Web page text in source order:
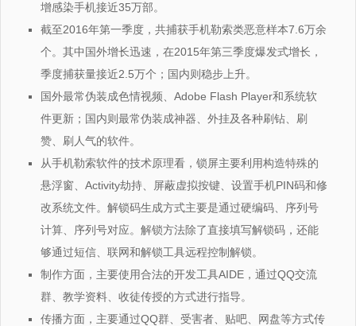
增感染手机接近35万部。
截至2016年第一季度，共捕获手机勒索类恶意样本7.6万余
个。其中国外增长迅速，在2015年第三季度爆发式增长，
季度捕获量接近2.5万个；国内则稳步上升。
国外最常伪装成色情视频、Adobe Flash Player和系统软
件更新；国内则最常伪装成神器、外挂及各种刷钻、刷
赞、刷人气的软件。
从手机勒索软件的技术原理看，锁屏主要利用构造特殊的
悬浮窗、Activity劫持、屏蔽虚拟按键、设置手机PIN码和修
改系统文件。解锁码生成方式主要是通过硬编码、序列号
计算、序列号对应。解锁方法除了直接填写解锁码，还能
够通过短信、联网和解锁工具远程控制解锁。
制作方面，主要使用合法的开发工具AIDE，通过QQ交流
群、教学资料、收徒传授的方式进行指导。
传播方面，主要通过QQ群、受害者、贴吧、网盘等方式传